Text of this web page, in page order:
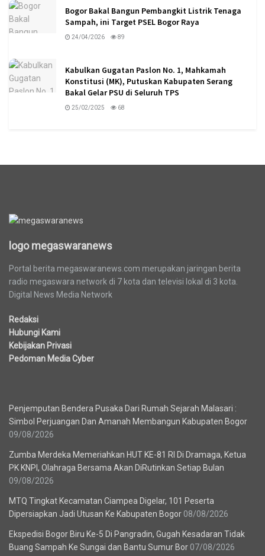
Bogor Bakal Bangun Pembangkit Listrik Tenaga
Sampah, ini Target PSEL Bogor Raya
24/04/2026 89
Kabulkan Gugatan Paslon No. 1, Mahkamah
Konstitusi (MK), Putuskan Kabupaten Serang
Bakal Gelar PSU di Seluruh TPS
25/02/2025 68
logo megaswaranews
Portal berita megaswaranews.com merupakan jaringan berita
radio megaswara network di 7 kota dan televisi lokal di 3 kota.
Digital News Media Network
Redaksi
Hubungi Kami
Kebijakan Privasi
Pedoman Media Cyber
Penjemputan Bendera Pusaka Dari Rumah Sejarah Malasari :
Simbol Perjuangan Dan Amanah Membangun Kabupaten Bogor
09/08/2026
Zumba Merdeka Memeriahkan HUT KE-81 RI Di Dramaga, Ketua
PK KNPI, Olahraga Bersama Akan DiRutinkan Setiap Bulan
09/08/2026
MTQ Tingkat Kecamatan Ciampea Digelar, 101 Peserta
Dipersiapkan Jadi Utusan Ke Kabupaten Bogor 08/08/2026
Ekspedisi Bogor Biru Ke-5 Di Pangradin, Gugah Kesadaran Tidak
Buang Sampah Ke Sungai dan Bantu Sumur Bor 07/08/2026